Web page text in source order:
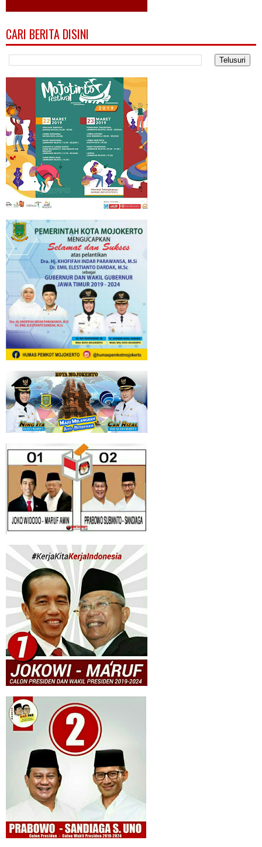
CARI BERITA DISINI